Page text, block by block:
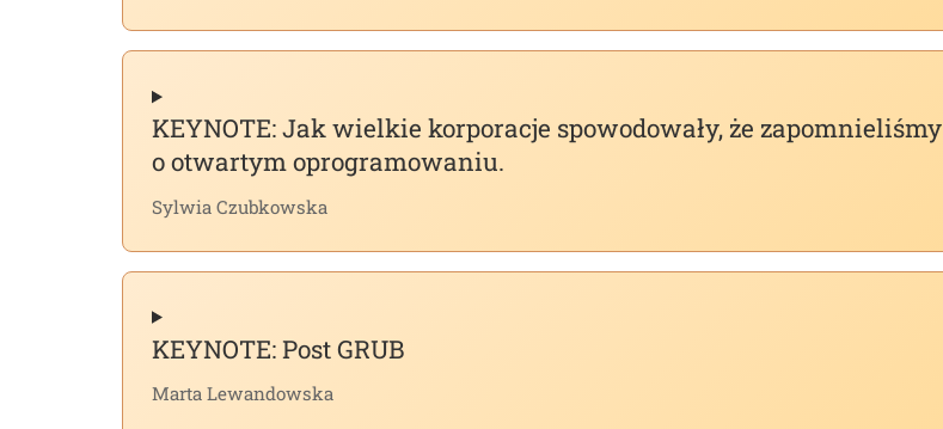
KEYNOTE: Jak wielkie korporacje spowodowały, że zapomnieliśmy
o otwartym oprogramowaniu.
Sylwia Czubkowska
KEYNOTE: Post GRUB
Marta Lewandowska